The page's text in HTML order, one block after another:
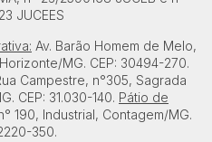
JUCEES
Av. Barão Homem de Melo,
MG. CEP: 30494-270.
Campestre, n°305, Sagrada
CEP: 31.030-140. Pátio de
190, Industrial, Contagem/MG.
350.